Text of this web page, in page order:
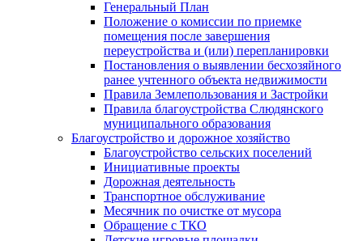
Генеральный План
Положение о комиссии по приемке
помещения после завершения
переустройства и (или) перепланировки
Постановления о выявлении бесхозяйного
ранее учтенного объекта недвижимости
Правила Землепользования и Застройки
Правила благоустройства Слюдянского
муниципального образования
Благоустройство и дорожное хозяйство
Благоустройство сельских поселений
Инициативные проекты
Дорожная деятельность
Транспортное обслуживание
Месячник по очистке от мусора
Обращение с ТКО